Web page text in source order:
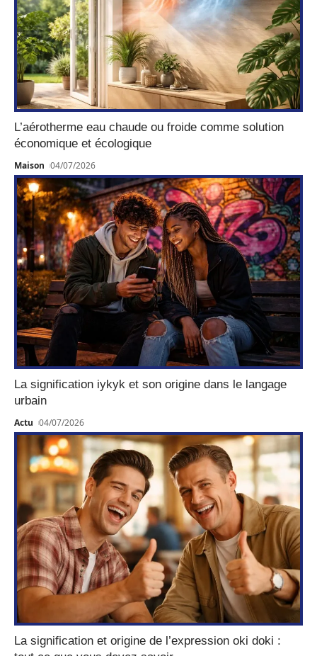
L’aérotherme eau chaude ou froide comme solution
économique et écologique
Maison 04/07/2026
La signification iykyk et son origine dans le langage
urbain
Actu 04/07/2026
La signification et origine de l’expression oki doki :